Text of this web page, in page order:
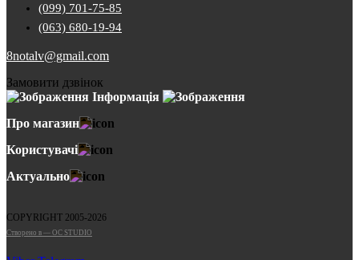
(099) 701-75-85
(063) 680-19-94
8notalv@gmail.com
Замовити дзвінок
Інформація
Про магазин
Користувачі
Актуально
COPYRIGHT 2005-2026
Cтворено в — OC STUDIO